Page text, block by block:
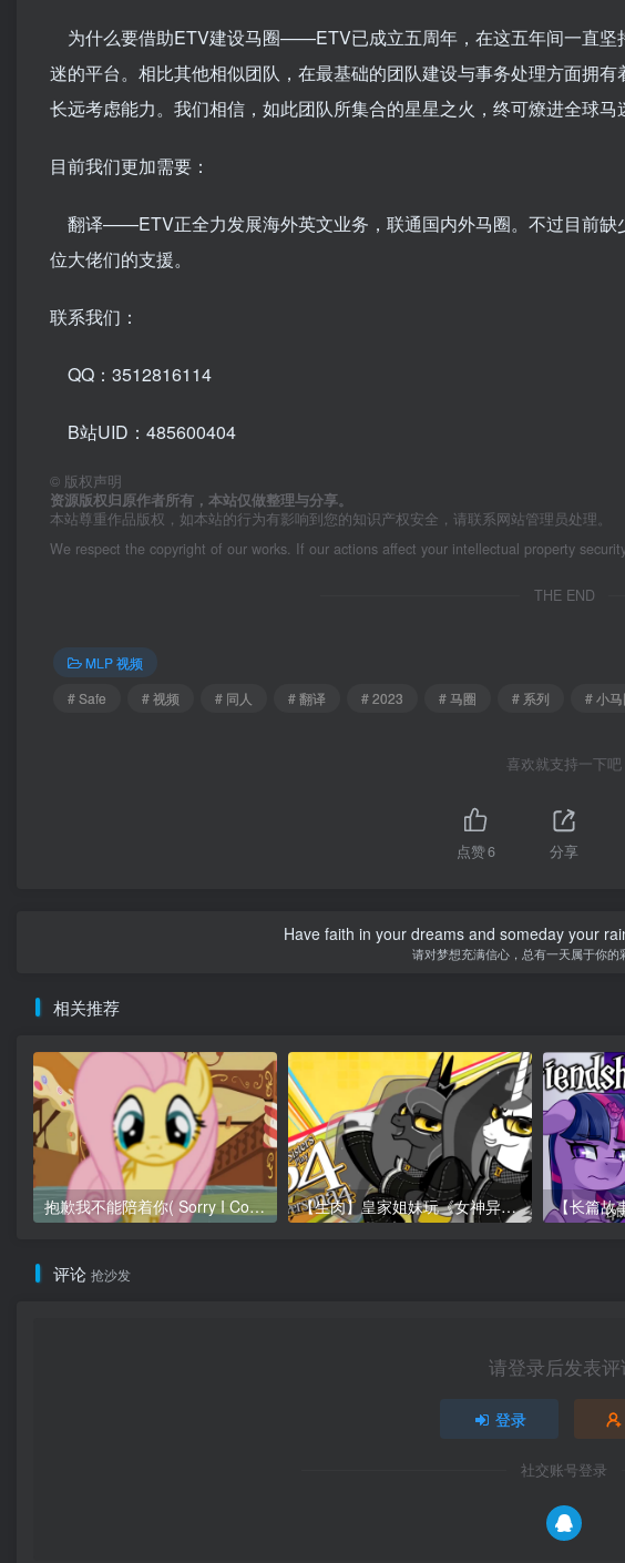
为什么要借助ETV建设马圈——ETV已成立五周年，在这五年间一直坚
迷的平台。相比其他相似团队，在最基础的团队建设与事务处理方面拥
长远考虑能力。我们相信，如此团队所集合的星星之火，终可燎进全球
目前我们更加需要：
翻译——ETV正全力发展海外英文业务，联通国内外马圈。不过目前缺
位大佬们的支援。
联系我们：
QQ：3512816114
B站UID：485600404
© 版权声明
资源版权归原作者所有，本站仅做整理与分享。
本站尊重作品版权，如本站的行为有影响到您的知识产权安全，请联系网站管理员处理。
We respect the copyright of our works. If our actions affect your intellectual property
THE END
MLP 视频
# Safe
# 视频 # 同人 # 翻译 # 2023 # 马圈 # 系列 # 小马
喜欢就支持一下吧
点赞6 分享
Have faith in your dreams and someday your
请对梦想充满信心，总有一天属于你的
相关推荐
抱歉我不能陪着你( Sorry I Couldn’t Be There For You) 【生肉】皇家姐妹玩《女神异闻录4》
评论 抢沙发
请登录后发表评
登录
社交账号登录